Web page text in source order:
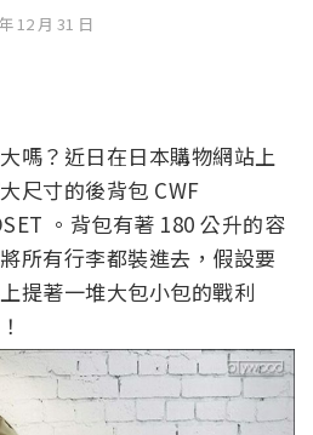
12 月 31 日
嗎？近日在日本購物網站上
尺寸的後背包 CWF
。背包有著 180 公升的容
所有行李都裝進去，假設要
提著一堆大包小包的戰利